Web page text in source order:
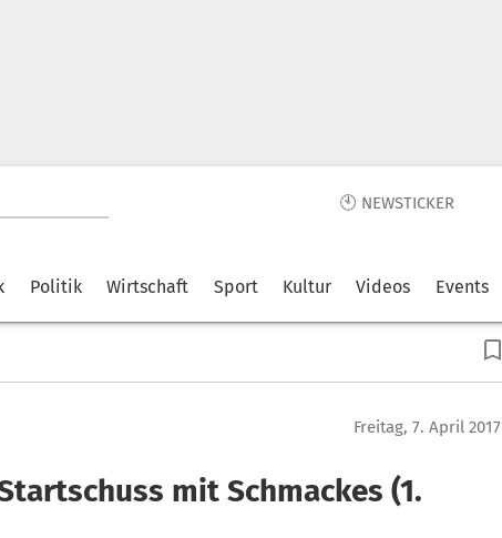
🕙 NEWSTICKER
Politik Wirtschaft Sport Kultur Videos Events
Freitag, 7. April 2017
mit Schmackes (1.